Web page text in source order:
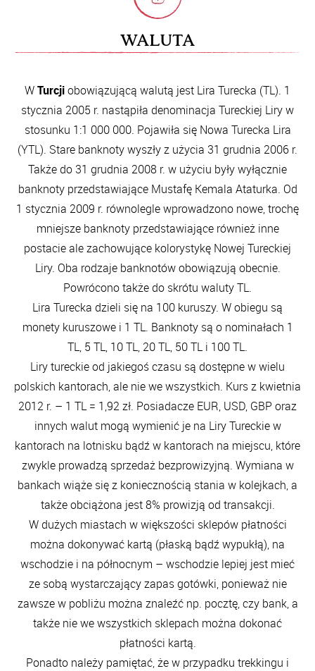
WALUTA
WTurcjiobowiązującą walutą jest Lira Turecka (TL). 1
stycznia 2005 r. nastąpiła denominacja Tureckiej Liry w
stosunku 1:1 000 000. Pojawiła się Nowa Turecka Lira
(YTL). Stare banknoty wyszły z użycia 31 grudnia 2006 r.
Także do 31 grudnia 2008 r. w użyciu były wyłącznie
banknoty przedstawiające Mustafę Kemala Ataturka. Od
1 stycznia 2009 r. równolegle wprowadzono nowe, trochę
mniejsze banknoty przedstawiające również inne
postacie ale zachowujące kolorystykę Nowej Tureckiej
Liry. Oba rodzaje banknotów obowiązują obecnie.
Powrócono także do skrótu waluty TL.
Lira Turecka dzieli się na 100 kuruszy. W obiegu są
monety kuruszowe i 1 TL. Banknoty są o nominałach 1
TL, 5 TL, 10 TL, 20 TL, 50 TL i 100 TL.
Liry tureckie od jakiegoś czasu są dostępne w wielu
polskich kantorach, ale nie we wszystkich. Kurs z kwietnia
2012 r. – 1 TL = 1,92 zł. Posiadacze EUR, USD, GBP oraz
innych walut mogą wymienić je na Liry Tureckie w
kantorach na lotnisku bądź w kantorach na miejscu, które
zwykle prowadzą sprzedaż bezprowizyjną. Wymiana w
bankach wiąże się z koniecznością stania w kolejkach, a
także obciążona jest 8% prowizją od transakcji.
W dużych miastach w większości sklepów płatności
można dokonywać kartą (płaską bądź wypukłą), na
wschodzie i na północnym – wschodzie lepiej jest mieć
ze sobą wystarczający zapas gotówki, ponieważ nie
zawsze w pobliżu można znaleźć np. pocztę, czy bank, a
także nie we wszystkich sklepach można dokonać
płatności kartą.
Ponadto należy pamiętać, że w przypadku trekkingu i